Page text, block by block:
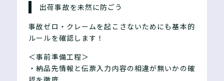
出荷事故を未然に防ごう
事故ゼロ・クレームを起こさないためにも基本的
ルールを確認します！
＜事前準備工程＞
・納品先情報と伝票入力内容の相違が無いかの確